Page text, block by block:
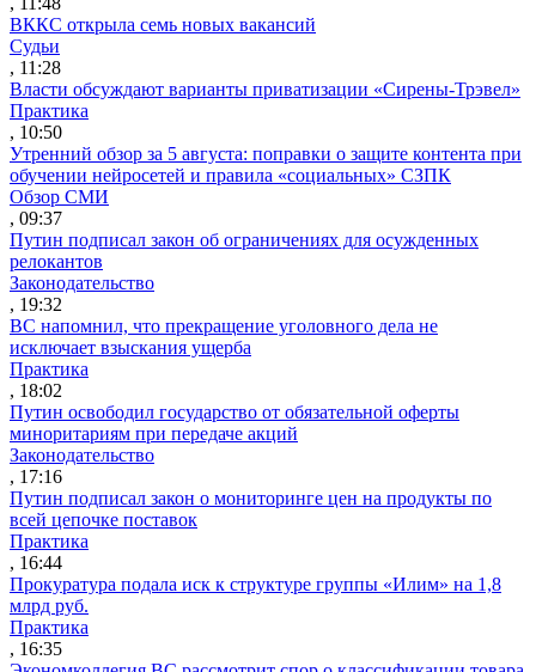
ВККС открыла семь новых вакансий
Судьи
, 11:28
Власти обсуждают варианты приватизации «Сирены-Трэвел»
Практика
, 10:50
Утренний обзор за 5 августа: поправки о защите контента при
обучении нейросетей и правила «социальных» СЗПК
Обзор СМИ
, 09:37
Путин подписал закон об ограничениях для осужденных
релокантов
Законодательство
, 19:32
ВС напомнил, что прекращение уголовного дела не
исключает взыскания ущерба
Практика
, 18:02
Путин освободил государство от обязательной оферты
миноритариям при передаче акций
Законодательство
, 17:16
Путин подписал закон о мониторинге цен на продукты по
всей цепочке поставок
Практика
, 16:44
Прокуратура подала иск к структуре группы «Илим» на 1,8
млрд руб.
Практика
, 16:35